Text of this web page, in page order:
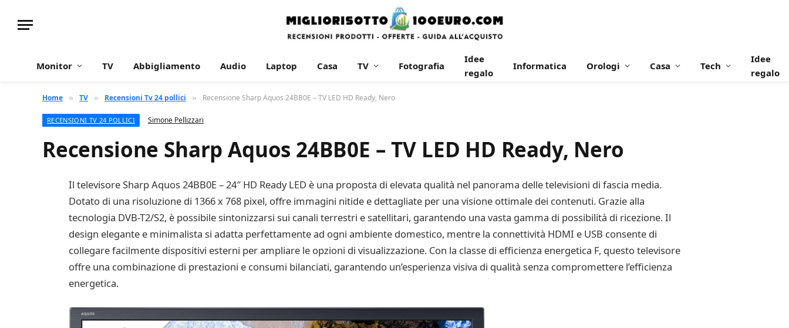
Monitor TV Abbigliamento Audio Laptop Casa TV Fotografia
Idee
regalo
Informatica Orologi Casa Tech
Idee
regalo
Home » TV » Recensioni Tv 24 pollici » Recensione Sharp Aquos 24BB0E – TV LED HD Ready, Nero
RECENSIONI TV 24 POLLICI Simone Pellizzari
Recensione Sharp Aquos 24BB0E – TV LED HD Ready, Nero
Il televisore Sharp Aquos 24BB0E – 24″ HD Ready LED è una proposta di elevata qualità nel panorama delle televisioni di fascia media.
Dotato di una risoluzione di 1366 x 768 pixel, offre immagini nitide e dettagliate per una visione ottimale dei contenuti. Grazie alla
tecnologia DVB-T2/S2, è possibile sintonizzarsi sui canali terrestri e satellitari, garantendo una vasta gamma di possibilità di ricezione. Il
design elegante e minimalista si adatta perfettamente ad ogni ambiente domestico, mentre la connettività HDMI e USB consente di
collegare facilmente dispositivi esterni per ampliare le opzioni di visualizzazione. Con la classe di efficienza energetica F, questo televisore
offre una combinazione di prestazioni e consumi bilanciati, garantendo un’esperienza visiva di qualità senza compromettere l’efficienza
energetica.